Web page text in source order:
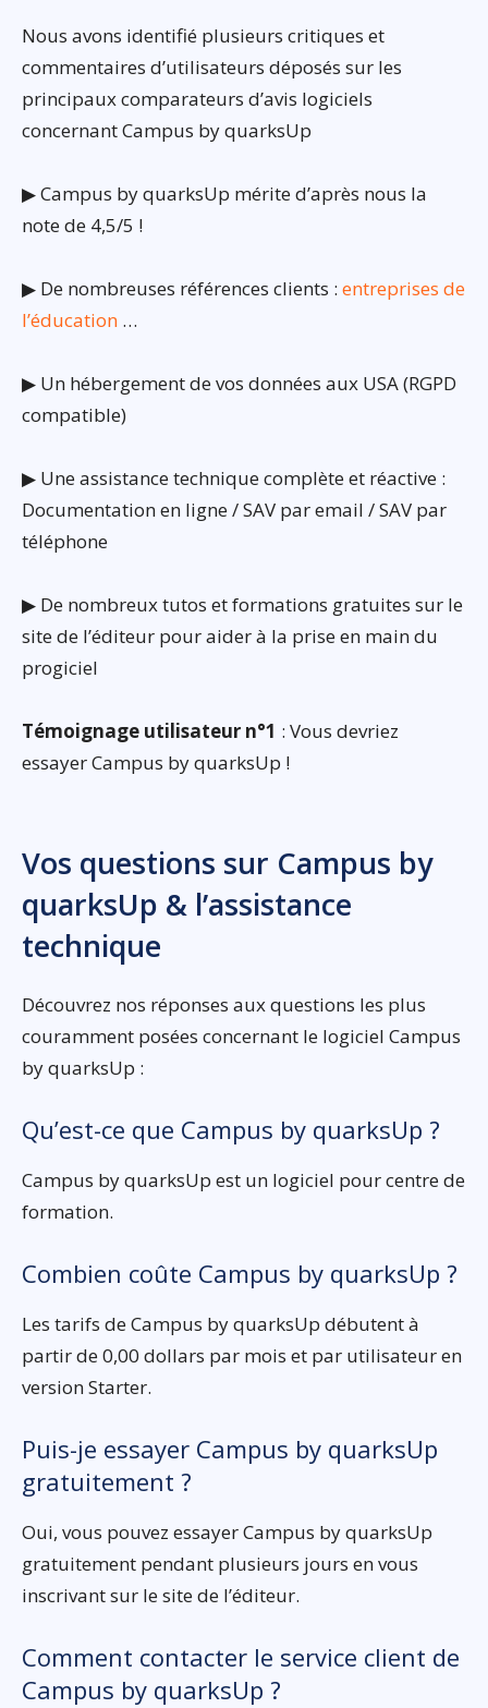
Nous avons identifié plusieurs critiques et
commentaires d’utilisateurs déposés sur les
principaux comparateurs d’avis logiciels
concernant Campus by quarksUp
▶ Campus by quarksUp mérite d’après nous la
note de 4,5/5 !
▶ De nombreuses références clients : entreprises de
l’éducation …
▶ Un hébergement de vos données aux USA (RGPD
compatible)
▶ Une assistance technique complète et réactive :
Documentation en ligne / SAV par email / SAV par
téléphone
▶ De nombreux tutos et formations gratuites sur le
site de l’éditeur pour aider à la prise en main du
progiciel
Témoignage utilisateur n°1 : Vous devriez
essayer Campus by quarksUp !
Vos questions sur Campus by
quarksUp & l’assistance
technique
Découvrez nos réponses aux questions les plus
couramment posées concernant le logiciel Campus
by quarksUp :
Qu’est-ce que Campus by quarksUp ?
Campus by quarksUp est un logiciel pour centre de
formation.
Combien coûte Campus by quarksUp ?
Les tarifs de Campus by quarksUp débutent à
partir de 0,00 dollars par mois et par utilisateur en
version Starter.
Puis-je essayer Campus by quarksUp
gratuitement ?
Oui, vous pouvez essayer Campus by quarksUp
gratuitement pendant plusieurs jours en vous
inscrivant sur le site de l’éditeur.
Comment contacter le service client de
Campus by quarksUp ?